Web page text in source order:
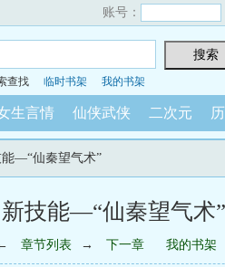
账号：
查找 临时书架 我的书架
生言情 仙侠武侠 二次元
—“仙秦望气术”
技能—“仙秦望气术”
章节列表 → 下一章 我的书架